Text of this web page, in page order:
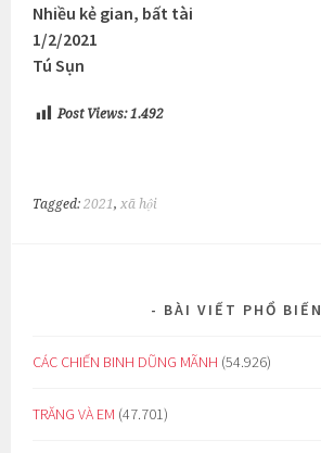
Nhiều kẻ gian, bất tài
1/2/2021
Tú Sụn
Post Views: 1.492
Tagged:2021,xã hội
BÀI VIẾT PHỔ BIẾN
CÁC CHIẾN BINH DŨNG MÃNH (54.926)
TRĂNG VÀ EM (47.701)